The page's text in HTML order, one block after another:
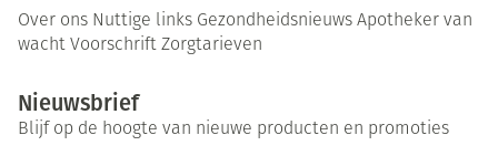
Over ons Nuttige links Gezondheidsnieuws Apotheker van
wacht Voorschrift Zorgtarieven
Nieuwsbrief
Blijf op de hoogte van nieuwe producten en promoties